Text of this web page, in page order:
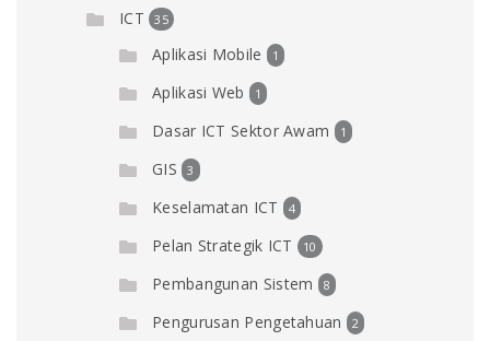
ICT 35
Aplikasi Mobile 1
Aplikasi Web 1
Dasar ICT Sektor Awam 1
GIS 3
Keselamatan ICT 4
Pelan Strategik ICT 10
Pembangunan Sistem 8
Pengurusan Pengetahuan 2